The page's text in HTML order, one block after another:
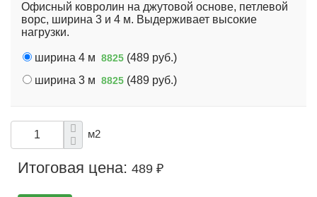
Офисный ковролин на джутовой основе, петлевой
ворс, ширина 3 и 4 м. Выдерживает высокие
нагрузки.
ширина 4 м 8825 (489 руб.)
ширина 3 м 8825 (489 руб.)
м2
Итоговая цена: 489 ₽